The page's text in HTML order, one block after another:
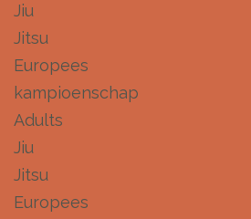
Jiu
Jitsu
Europees
kampioenschap
Adults
Jiu
Jitsu
Europees